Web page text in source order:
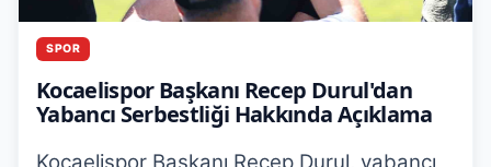
SPOR
Kocaelispor Başkanı Recep Durul'dan
Yabancı Serbestliği Hakkında Açıklama